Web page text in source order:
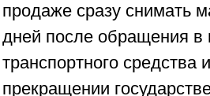
продаже сразу снимать
дней после обращения в
транспортного средства
прекращении